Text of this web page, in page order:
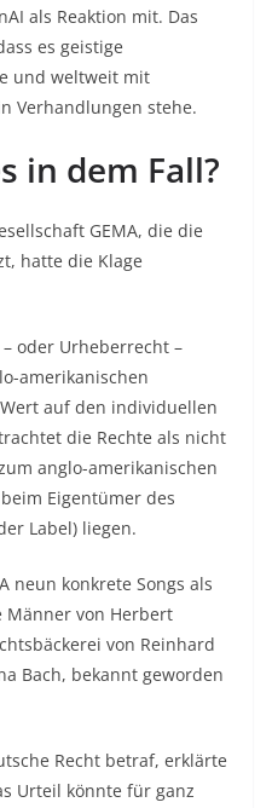
als Reaktion mit. Das
es geistige
und weltweit mit
Verhandlungen stehe.
in dem Fall?
GEMA, die die
hatte die Klage
oder Urheberrecht –
amerikanischen
auf den individuellen
die Rechte als nicht
anglo-amerikanischen
Eigentümer des
Label) liegen.
neun konkrete Songs als
Männer von Herbert
von Reinhard
Bach, bekannt geworden
Recht betraf, erklärte
Urteil könnte für ganz